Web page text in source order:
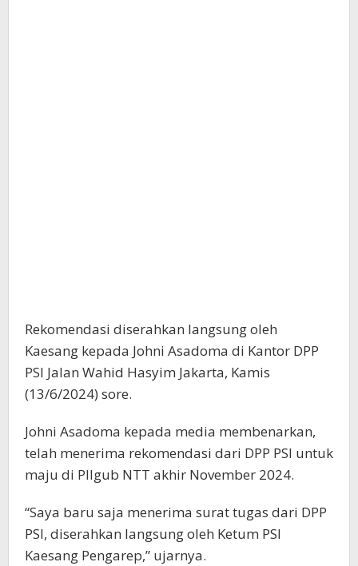
Rekomendasi diserahkan langsung oleh
Kaesang kepada Johni Asadoma di Kantor DPP
PSI Jalan Wahid Hasyim Jakarta, Kamis
(13/6/2024) sore.
Johni Asadoma kepada media membenarkan,
telah menerima rekomendasi dari DPP PSI untuk
maju di PIlgub NTT akhir November 2024.
“Saya baru saja menerima surat tugas dari DPP
PSI, diserahkan langsung oleh Ketum PSI
Kaesang Pengarep,” ujarnya.